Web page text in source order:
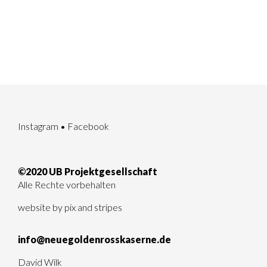
Instagram • Facebook
©2020 UB Projektgesellschaft
Alle Rechte vorbehalten
website by pix and stripes
info@neuegoldenrosskaserne.de
David Wilk